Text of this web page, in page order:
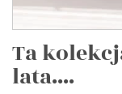
Ta
lata....